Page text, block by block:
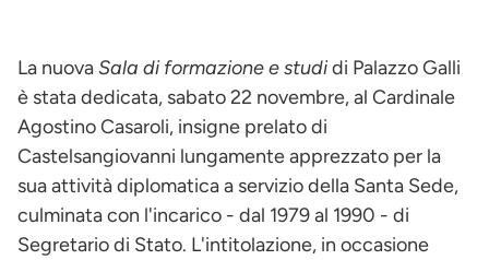
La nuovaSala di formazione e studidi Palazzo Galli
è stata dedicata, sabato 22 novembre, al Cardinale
Agostino Casaroli, insigne prelato di
Castelsangiovanni lungamente apprezzato per la
sua attività diplomatica a servizio della Santa Sede,
culminata con l'incarico - dal 1979 al 1990 - di
Segretario di Stato. L'intitolazione, in occasione